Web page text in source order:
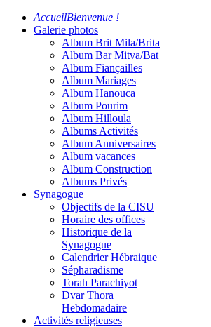
AccueilBienvenue !
Galerie photos
Album Brit Mila/Brita
Album Bar Mitva/Bat
Album Fiançailles
Album Mariages
Album Hanouca
Album Pourim
Album Hilloula
Albums Activités
Album Anniversaires
Album vacances
Album Construction
Albums Privés
Synagogue
Objectifs de la CISU
Horaire des offices
Historique de la
Synagogue
Calendrier Hébraique
Sépharadisme
Torah Parachiyot
Dvar Thora
Hebdomadaire
Activités religieuses